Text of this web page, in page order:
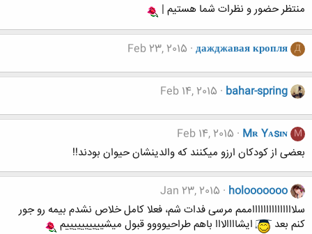
منتظر حضور و نظرات شما هستیم |
Д
дажджавая кропля
Feb 23, 2015
bahar-spring
Feb 14, 2015
M
Mʀ Yᴀsɪɴ
Feb 14, 2015
بعضی از کودکان ارزو میکنند که والدینشان حیوان بودند!!
holooooooo
Jan 23, 2015
سلاااااااااااااااممم مرسی فدات شم، فعلا کامل خلاص نشدم بیمه رو جور
کنم بعد
ایشاااالااا باهم طراحیوووو قبول میشییییییییییم